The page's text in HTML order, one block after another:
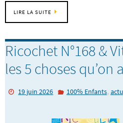
LIRE LA SUITE
Ricochet N°168 &
les 5 choses qu’on
19 juin 2026 100% Enfants,